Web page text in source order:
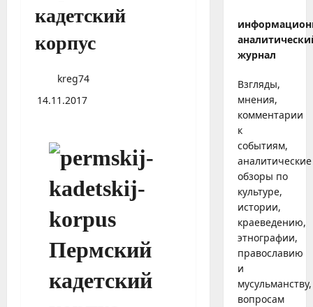
кадетский
корпус
kreg74
14.11.2017
журнал
Взгляды,
мнения,
комментарии
к
событиям,
аналитические
обзоры по
культуре,
истории,
краеведению,
этнографии,
православию
и
мусульманству,
вопросам